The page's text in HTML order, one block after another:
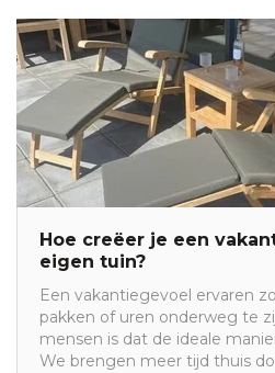
Hoe creëer je een
eigen tuin?
Een vakantiegevoel ervaren
pakken of uren onderweg te
mensen is dat de ideale
We brengen meer tijd thuis